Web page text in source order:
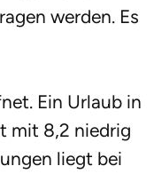
werden. Es
Ein Urlaub in
mit 8,2 niedrig
liegt bei